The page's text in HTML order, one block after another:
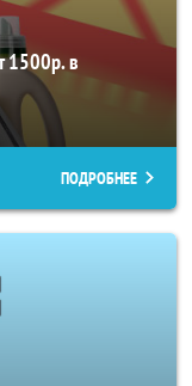
1500р. в
ПОДРОБНЕЕ